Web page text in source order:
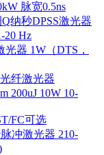
脉宽0.5ns
纳秒DPSS激光器
20 Hz
器 1W（DTS，
纤激光器
200uJ 10W 10-
FC可选
冲激光器 210-